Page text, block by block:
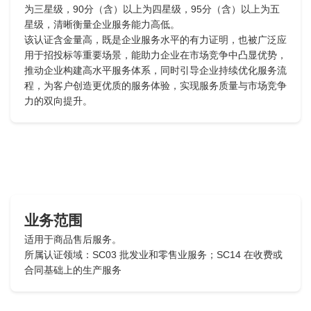
为三星级，90分（含）以上为四星级，95分（含）以上为五
星级，清晰衡量企业服务能力高低。
该认证含金量高，既是企业服务水平的有力证明，也被广泛应
用于招投标等重要场景，能助力企业在市场竞争中凸显优势，
推动企业构建高水平服务体系，同时引导企业持续优化服务流
程，为客户创造更优质的服务体验，实现服务质量与市场竞争
力的双向提升。
业务范围
适用于商品售后服务。
所属认证领域：SC03 批发业和零售业服务；SC14 在收费或
合同基础上的生产服务